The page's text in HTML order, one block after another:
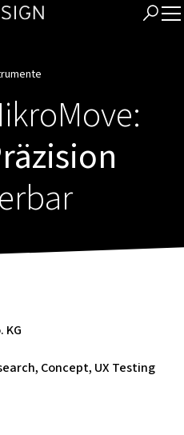
KG
Concept, UX Testing